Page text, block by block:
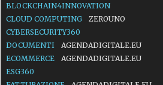
BLOCKCHAIN4INNOVATION
CLOUD COMPUTING
ZEROUNO
CYBERSECURITY360
DOCUMENTI
AGENDADIGITALE.EU
ECOMMERCE
AGENDADIGITALE.EU
ESG360